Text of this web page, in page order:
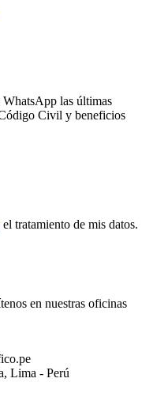
WhatsApp las últimas
Civil y beneficios
el tratamiento de mis datos.
en nuestras oficinas
Lima - Perú